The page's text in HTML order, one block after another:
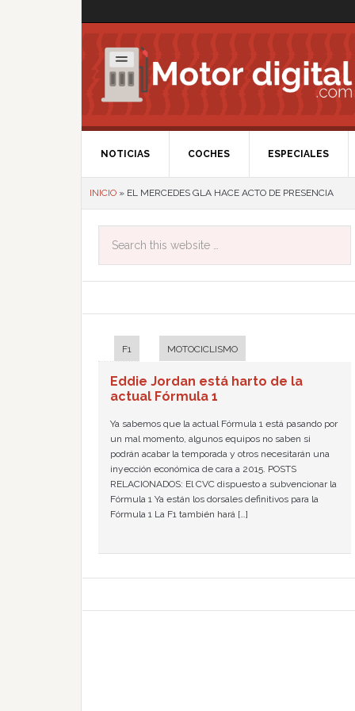
NOTICIAS COCHES ESPECIALES
INICIO » EL MERCEDES GLA HACE ACTO DE PRESENCIA
F1 MOTOCICLISMO
Eddie Jordan está harto de la
actual Fórmula 1
Ya sabemos que la actual Fórmula 1 está pasando por
un mal momento, algunos equipos no saben si
podrán acabar la temporada y otros necesitarán una
inyección económica de cara a 2015. POSTS
RELACIONADOS: El CVC dispuesto a subvencionar la
Fórmula 1 Ya están los dorsales definitivos para la
Fórmula 1 La F1 también hará […]